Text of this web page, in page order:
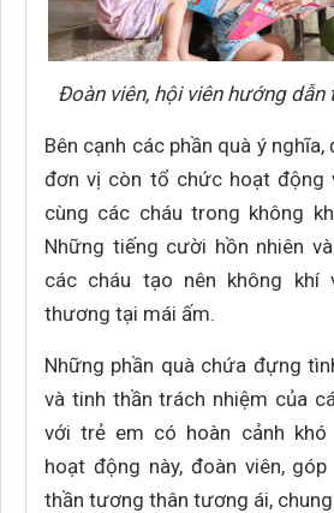
Đoàn viên, hội viên hướng dẫn
Bên cạnh các phần quà ý nghĩa,
đơn vị còn tổ chức hoạt động
cùng các cháu trong không
Những tiếng cười hồn nhiên
các cháu tạo nên không khí
thương tại mái ấm.
Những phần quà chứa đựng
và tinh thần trách nhiệm của
với trẻ em có hoàn cảnh khó
hoạt động này, đoàn viên,
thần tương thân tương ái,